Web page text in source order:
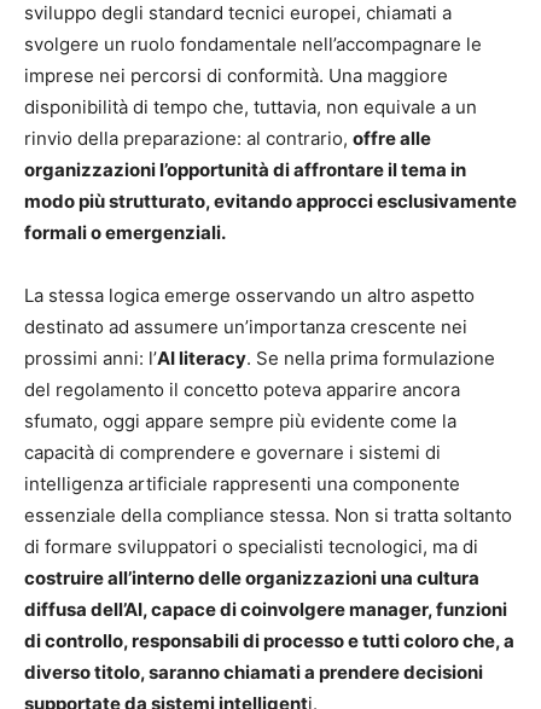
sviluppo degli standard tecnici europei, chiamati a
svolgere un ruolo fondamentale nell’accompagnare le
imprese nei percorsi di conformità. Una maggiore
disponibilità di tempo che, tuttavia, non equivale a un
rinvio della preparazione: al contrario, offre alle
organizzazioni l’opportunità di affrontare il tema in
modo più strutturato, evitando approcci esclusivamente
formali o emergenziali.
La stessa logica emerge osservando un altro aspetto
destinato ad assumere un’importanza crescente nei
prossimi anni: l’AI literacy. Se nella prima formulazione
del regolamento il concetto poteva apparire ancora
sfumato, oggi appare sempre più evidente come la
capacità di comprendere e governare i sistemi di
intelligenza artificiale rappresenti una componente
essenziale della compliance stessa. Non si tratta soltanto
di formare sviluppatori o specialisti tecnologici, ma di
costruire all’interno delle organizzazioni una cultura
diffusa dell’AI, capace di coinvolgere manager, funzioni
di controllo, responsabili di processo e tutti coloro che, a
diverso titolo, saranno chiamati a prendere decisioni
supportate da sistemi intelligenti.